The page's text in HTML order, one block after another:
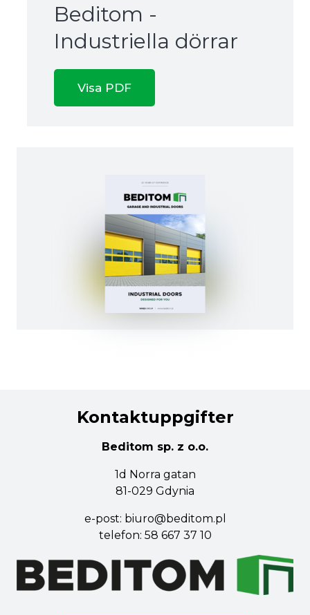
Beditom -
Industriella dörrar
Visa PDF
Kontaktuppgifter
Beditom sp. z o.o.
1d Norra gatan
81-029 Gdynia
e-post: biuro@beditom.pl
telefon: 58 667 37 10